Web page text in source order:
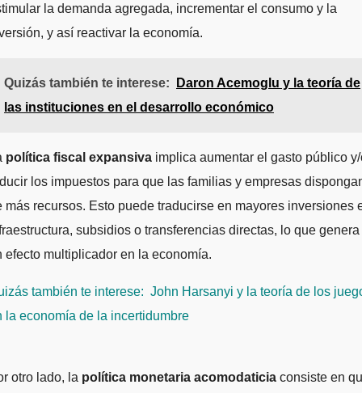
la demanda agregada, incrementar el consumo y la
y así reactivar la economía.
Quizás también te interese:
Daron Acemoglu y la teoría de
las instituciones en el desarrollo económico
política fiscal expansiva implica aumentar el gasto público
los impuestos para que las familias y empresas
más recursos. Esto puede traducirse en mayores inversiones
subsidios o transferencias directas, lo que genera
efecto multiplicador en la economía.
también te interese: John Harsanyi y la teoría de los
la economía de la incertidumbre
otro lado, la política monetaria acomodaticia consiste en